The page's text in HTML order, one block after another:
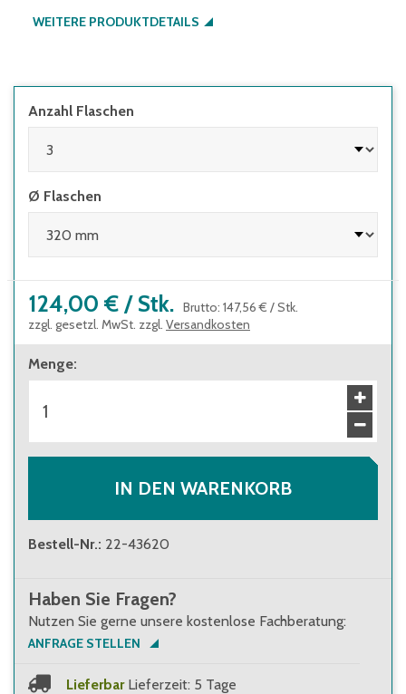
WEITERE PRODUKTDETAILS
Anzahl Flaschen
Ø Flaschen
124,00 € / Stk. Brutto: 147,56 € /Stk.
zzgl. gesetzl. MwSt. zzgl. Versandkosten
Menge:
IN DEN WARENKORB
Bestell-Nr.: 22-43620
Haben Sie Fragen?
Nutzen Sie gerne unsere kostenlose Fachberatung:
ANFRAGE STELLEN
Lieferbar Lieferzeit: 5 Tage